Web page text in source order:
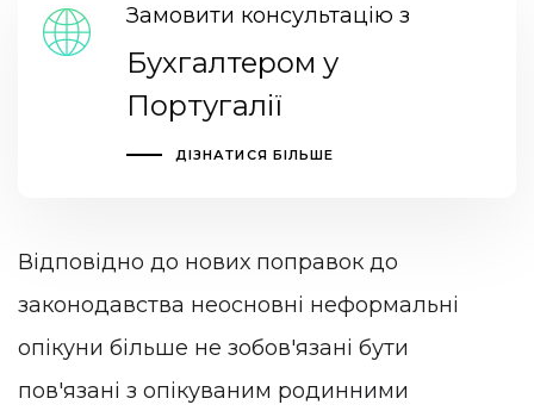
Замовити консультацію з
Бухгалтером у
Португалії
ДІЗНАТИСЯ БІЛЬШЕ
Відповідно до нових поправок до
законодавства неосновні неформальні
опікуни більше не зобов'язані бути
пов'язані з опікуваним родинними